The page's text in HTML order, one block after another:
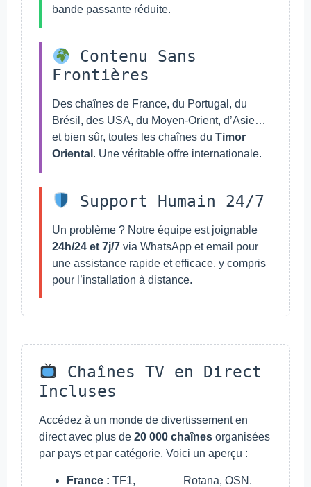
bande passante réduite.
Contenu Sans
Frontières
Des chaînes de France, du Portugal, du
Brésil, des USA, du Moyen-Orient, d’Asie…
et bien sûr, toutes les chaînes du Timor
Oriental . Une véritable offre internationale.
Support Humain 24/7
Un problème ? Notre équipe est joignable
24h/24 et 7j/7 via WhatsApp et email pour
une assistance rapide et efficace, y compris
pour l’installation à distance.
Chaînes TV en Direct
Incluses
Accédez à un monde de divertissement en
direct avec plus de 20 000 chaînes organisées
par pays et par catégorie. Voici un aperçu :
France : TF1,
Rotana, OSN.